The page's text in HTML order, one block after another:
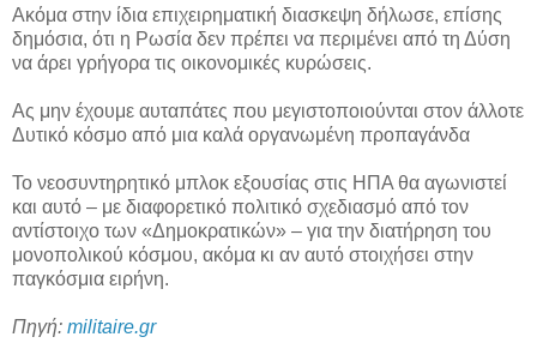
Ακόμα στην ίδια επιχειρηματική διασκεψη δήλωσε, επίσης
δημόσια, ότι η Ρωσία δεν πρέπει να περιμένει από τη Δύση
να άρει γρήγορα τις οικονομικές κυρώσεις.
Ας μην έχουμε αυταπάτες που μεγιστοποιούνται στον άλλοτε
Δυτικό κόσμο από μια καλά οργανωμένη προπαγάνδα
Το νεοσυντηρητικό μπλοκ εξουσίας στις ΗΠΑ θα αγωνιστεί
και αυτό – με διαφορετικό πολιτικό σχεδιασμό από τον
αντίστοιχο των «Δημοκρατικών» – για την διατήρηση του
μονοπολικού κόσμου, ακόμα κι αν αυτό στοιχήσει στην
παγκόσμια ειρήνη.
Πηγή: militaire.gr